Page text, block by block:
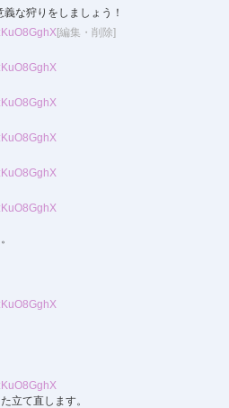
な狩りをしましょう！
[編集・削除]
立て直します。